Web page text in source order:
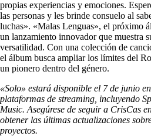
propias experiencias y emociones.
las personas y les brinde consuelo al
luchas». «Malas Lenguas», el próximo
un lanzamiento innovador que muestra
versatilidad. Con una colección de
el álbum busca ampliar los límites del
un pionero dentro del género.
«Solo» estará disponible el 7 de junio
plataformas de streaming, incluyendo
Music. Asegúrese de seguir a CrisCas
obtener las últimas actualizaciones
proyectos.